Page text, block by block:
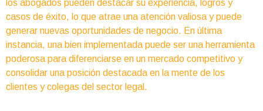
los abogados pueden destacar su experiencia, logros y
casos de éxito, lo que atrae una atención valiosa y puede
generar nuevas oportunidades de negocio. En última
instancia, una bien implementada puede ser una herramienta
poderosa para diferenciarse en un mercado competitivo y
consolidar una posición destacada en la mente de los
clientes y colegas del sector legal.